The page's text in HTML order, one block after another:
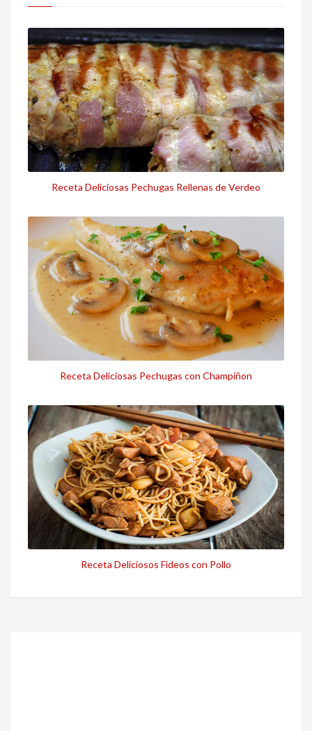
Receta Deliciosas Pechugas Rellenas de Verdeo
Receta Deliciosas Pechugas con Champiñon
Receta Deliciosos Fideos con Pollo